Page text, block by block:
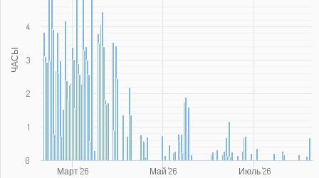
ЧАСЫ
Март '26 Май '26 Июль '26
0
1
2
3
4